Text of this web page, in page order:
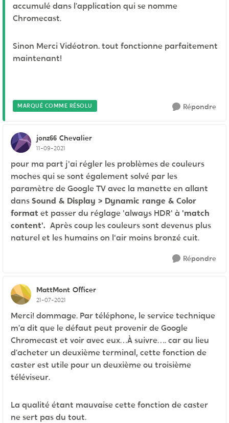
accumulé dans l’application qui se nomme
Chromecast.
Sinon Merci Vidéotron. tout fonctionne parfaitement
maintenant!
MARQUÉ COMME RÉSOLU Répondre
jonz66 Chevalier
11-09-2021
pour ma part j'ai régler les problèmes de couleurs
moches qui se sont également solvé par les
paramètre de Google TV avec la manette en allant
dansSound & Display > Dynamic range & Color
formatet passer du réglage 'always HDR' à 'match
content'. Après coup les couleurs sont devenus plus
naturel et les humains on l'air moins bronzé cuit.
Répondre
MattMont Officer
21-07-2021
Merci! dommage. Par téléphone, le service technique
m’a dit que le défaut peut provenir de Google
Chromecast et voir avec eux…À suivre…. car au lieu
d’acheter un deuxième terminal, cette fonction de
caster est utile pour un deuxième ou troisième
téléviseur.
La qualité étant mauvaise cette fonction de caster
ne sert pas du tout.